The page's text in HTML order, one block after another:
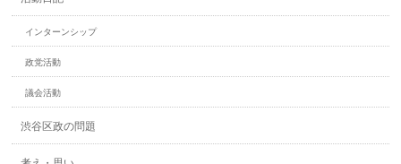
インターンシップ
政党活動
議会活動
渋谷区政の問題